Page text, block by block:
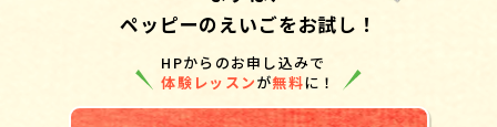
ペッピーのえいごをお試し！
HPからのお申し込みで
体験レッスンが無料に！